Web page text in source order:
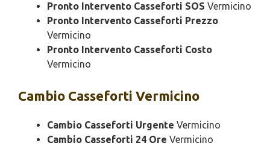
Pronto Intervento Casseforti SOS Vermicino
Pronto Intervento Casseforti Prezzo
Vermicino
Pronto Intervento Casseforti Costo
Vermicino
Cambio Casseforti Vermicino
Cambio Casseforti Urgente Vermicino
Cambio Casseforti 24 Ore Vermicino